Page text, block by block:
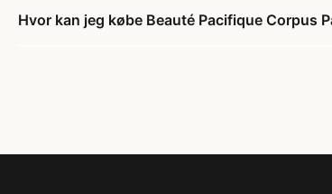
Hvor kan jeg købe Beauté Pacifique Corpus